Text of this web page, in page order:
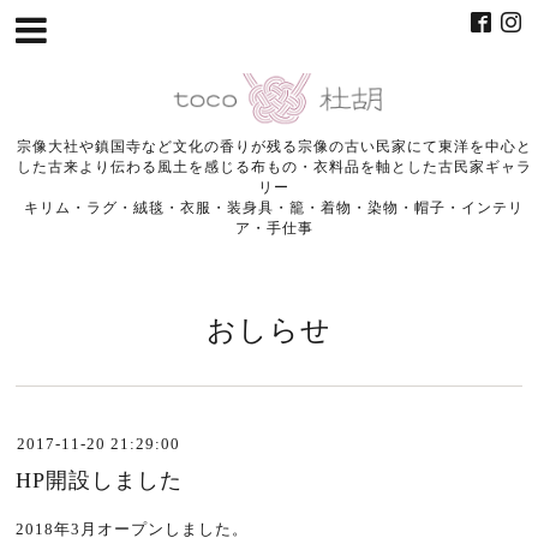
宗像大社や鎮国寺など文化の香りが残る宗像の古い民家にて東洋を中心と
した古来より伝わる風土を感じる布もの・衣料品を軸とした古民家ギャラ
リー
キリム・ラグ・絨毯・衣服・装身具・籠・着物・染物・帽子・インテリ
ア・手仕事
おしらせ
2017-11-20 21:29:00
HP開設しました
2018年3月オープンしました。